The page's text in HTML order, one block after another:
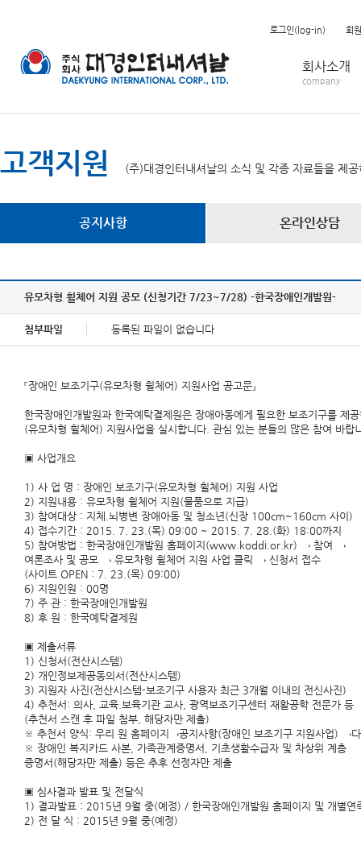
로그인(log-in) 회
회사소개
company
고객지원 (주)대경인터내셔날의 소식 및 각종 자료들을 제
공지사항 온라인상담
유모차형 휠체어 지원 공모 (신청기간 7/23~7/28) -한국장애인개발원-
첨부파일 등록된 파일이 없습니다
『장애인 보조기구(유모차형 휠체어) 지원사업 공고문』
한국장애인개발원과 한국예탁결제원은 장애아동에게 필요한 보조기구를 제
(유모차형 휠체어) 지원사업을 실시합니다. 관심 있는 분들의 많은 참여 바랍
▣ 사업개요
1) 사 업 명 : 장애인 보조기구(유모차형 휠체어) 지원 사업
2) 지원내용 : 유모차형 휠체어 지원(물품으로 지급)
3) 참여대상 : 지체.뇌병변 장애아동 및 청소년(신장 100cm~160cm 사이)
4) 접수기간 : 2015. 7. 23.(목) 09:00 ~ 2015. 7. 28.(화) 18:00까지
5) 참여방법 : 한국장애인개발원 홈페이지(www.koddi.or.kr) → 참여 →
여론조사 및 공모 → 유모차형 휠체어 지원 사업 클릭 → 신청서 접수
(사이트 OPEN : 7. 23.(목) 09:00)
6) 지원인원 : 00명
7) 주 관 : 한국장애인개발원
8) 후 원 : 한국예탁결제원
▣ 제출서류
1) 신청서(전산시스템)
2) 개인정보제공동의서(전산시스템)
3) 지원자 사진(전산시스템-보조기구 사용자 최근 3개월 이내의 전신사진)
4) 추천서: 의사, 교육.보육기관 교사, 광역보조기구센터 재활공학 전문가 등
(추천서 스캔 후 파일 첨부, 해당자만 제출)
※ 추천서 양식: 우리 원 홈페이지→공지사항(장애인 보조기구 지원사업) →
※ 장애인 복지카드 사본, 가족관계증명서, 기초생활수급자 및 차상위 계층
증명서(해당자만 제출) 등은 추후 선정자만 제출
▣ 심사결과 발표 및 전달식
1) 결과발표 : 2015년 9월 중(예정) / 한국장애인개발원 홈페이지 및 개별연
2) 전 달 식 : 2015년 9월 중(예정)